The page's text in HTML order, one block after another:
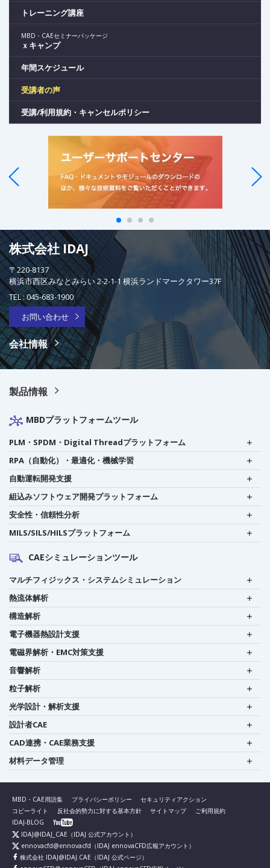
トレーニング講座
MBD・CAEセミナーパッケージ
ｘキャンプ
年間スケジュール
受講者の声
受講/利用規約・キャンセルポリシー
株式会社 IDAJ
〒220-8137
横浜市西区みなとみらい 2-2-1-1 横浜ランドマークタワー37F
TEL :045-683-1900
お問い合わせ
会社情報
製品情報
MBDプラットフォームツール
PLM・SPDM・Digital Threadプラットフォーム
RPA（自動化）・最適化・機械学習
自動運転開発支援
組込みソフトウェア開発プラットフォーム
安全性・信頼性分析
MILS/SILS/HILSプラットフォーム
CAEシミュレーションツール
マルチフィジックス・システムシミュレーション
熱流体解析
構造解析
電子機器熱設計支援
電磁界解析・EMC対策支援
音響解析
粒子解析
光学設計・解析支援
設計者CAE
CAD連携・CAE業務支援
材料データ管理
MBD・CAE用語集 プライバシーポリシー
セキュリティアクション
コピーライト
反社会的勢力に対する基本方針 サイトマップ
ご利用規約
IDAJ-BLOG
IDAJ@IDAJ_CAE （IDAJ 公式アカウント）
ennovacfd@ennovacfd （IDAJ ennovaCFD広報アカウント）
株式会社 IDAJ@IDAJ.CAE （IDAJ 公式ページ）